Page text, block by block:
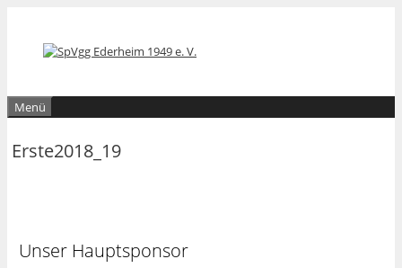
springen
springen
Menü
Erste2018_19
Unser Hauptsponsor